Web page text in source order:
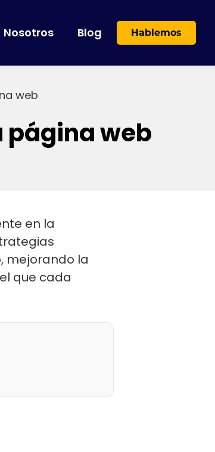
Nosotros Blog Hablemos
web
página web
en la
, mejorando la
que cada